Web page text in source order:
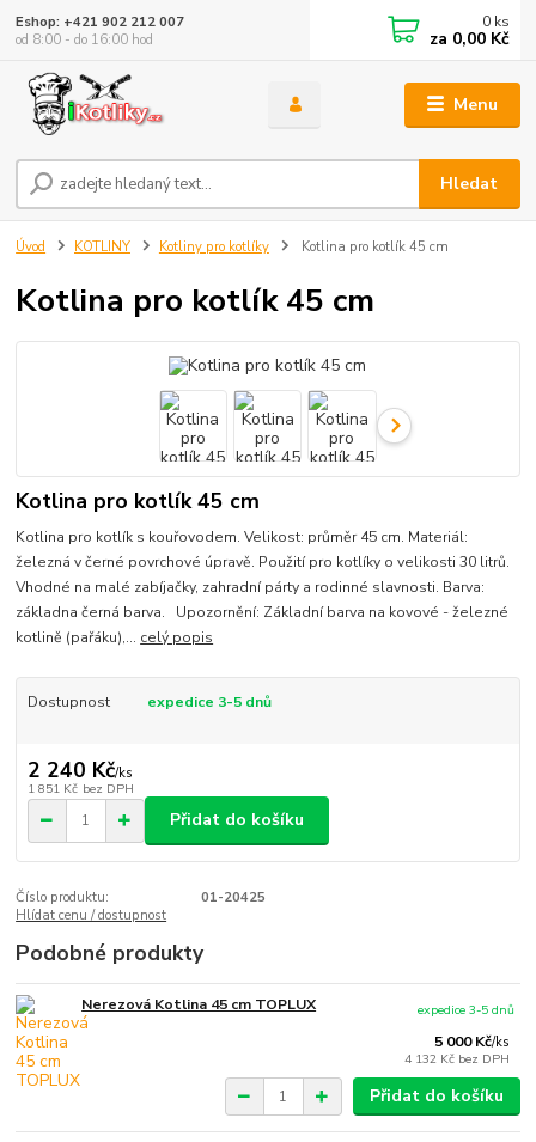
Menu
Hledat
Eshop: +421 902 212 007
od 8:00 - do 16:00 hod
0 ks
za 0,00 Kč
Úvod KOTLINY Kotliny pro kotlíky Kotlina pro kotlík 45 cm
Kotlina pro kotlík 45 cm
Kotlina pro kotlík 45 cm
Kotlina pro kotlík s kouřovodem. Velikost: průměr 45 cm. Materiál:
železná v černé povrchové úpravě. Použití pro kotlíky o velikosti 30 litrů.
Vhodné na malé zabíjačky, zahradní párty a rodinné slavnosti. Barva:
základna černá barva. Upozornění: Základní barva na kovové - železné
kotlině (pařáku),... celý popis
Dostupnost expedice 3-5 dnů
2 240 Kč/ks
1 851 Kč bez DPH
Přidat do košíku
Číslo produktu:
01-20425
Hlídat cenu / dostupnost
Podobné produkty
Nerezová Kotlina 45 cm TOPLUX
5 000 Kč/ks
4 132 Kč bez DPH
expedice 3-5 dnů
Přidat do košíku